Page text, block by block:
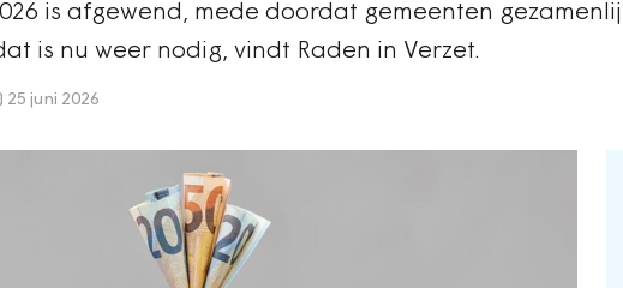
is afgewend, mede doordat gemeenten
is nu weer nodig, vindt Raden in Verzet.
25 juni 2026